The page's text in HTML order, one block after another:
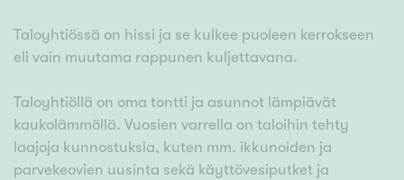
Taloyhtiössä on hissi ja se kulkee puoleen kerrokseen
eli vain muutama rappunen kuljettavana.
Taloyhtiöllä on oma tontti ja asunnot lämpiävät
kaukolämmöllä. Vuosien varrella on taloihin tehty
laajoja kunnostuksia, kuten mm. ikkunoiden ja
parvekeovien uusinta sekä käyttövesiputket ja